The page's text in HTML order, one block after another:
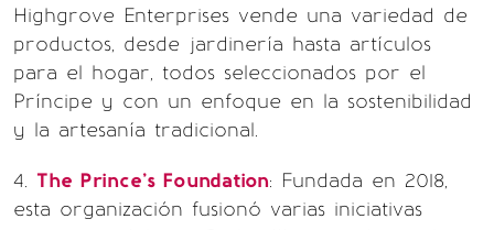
Highgrove Enterprises vende una variedad de
productos, desde jardinería hasta artículos
para el hogar, todos seleccionados por el
Príncipe y con un enfoque en la sostenibilidad
y la artesanía tradicional.
4. The Prince's Foundation: Fundada en 2018,
esta organización fusionó varias iniciativas